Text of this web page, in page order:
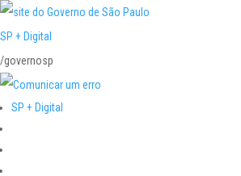
SP + Digital
/governosp
SP + Digital